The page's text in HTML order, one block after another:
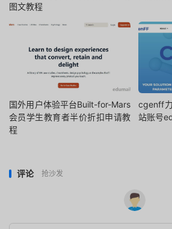
图文教程
国外用户体验平台Built-for-Mars
会员学生教育者半价折扣申请教
程
cgenff
站账号
评论 抢沙发